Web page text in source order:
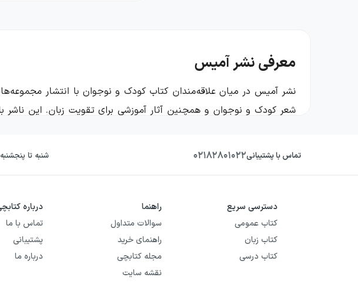
معرفی نشر آمیس
نشر آمیس در میان علاقه‌مندان کتاب کودک و نوجوان با انتشار
شعر کودک و نوجوان و همچنین آثار آموزشی برای تقویت زبان. این ناشر
تاریخچه‌ی نشر آمیس
موضوعی در چارچوب ادبیات کودک، آموزش و محتوای دینی است؛ به
داشته باشند.
حوزه‌ی فعالیت و ژانرهای نشر آمیس
کتاب‌های آمیس بیشتر در قلمرو ادبیات کودک و نوجوان و محتوای
تماس با پشتیبانی۰۲۱۸۲۸۰۱۰۲۲ شنبه تا پنجشنبه از ۸ صبح تا ۱۸ عصر بجز
دسترسی سریع
کتاب عمومی
کتاب زبان
کتاب درسی
راهنما
سوالات متداول
راهنمای خرید
مجله کتابچی
نقشه سایت
درباره
تماس با ما
پشتیبانی
درباره ما